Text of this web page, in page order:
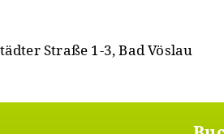
Straße 1-3, Bad Vöslau